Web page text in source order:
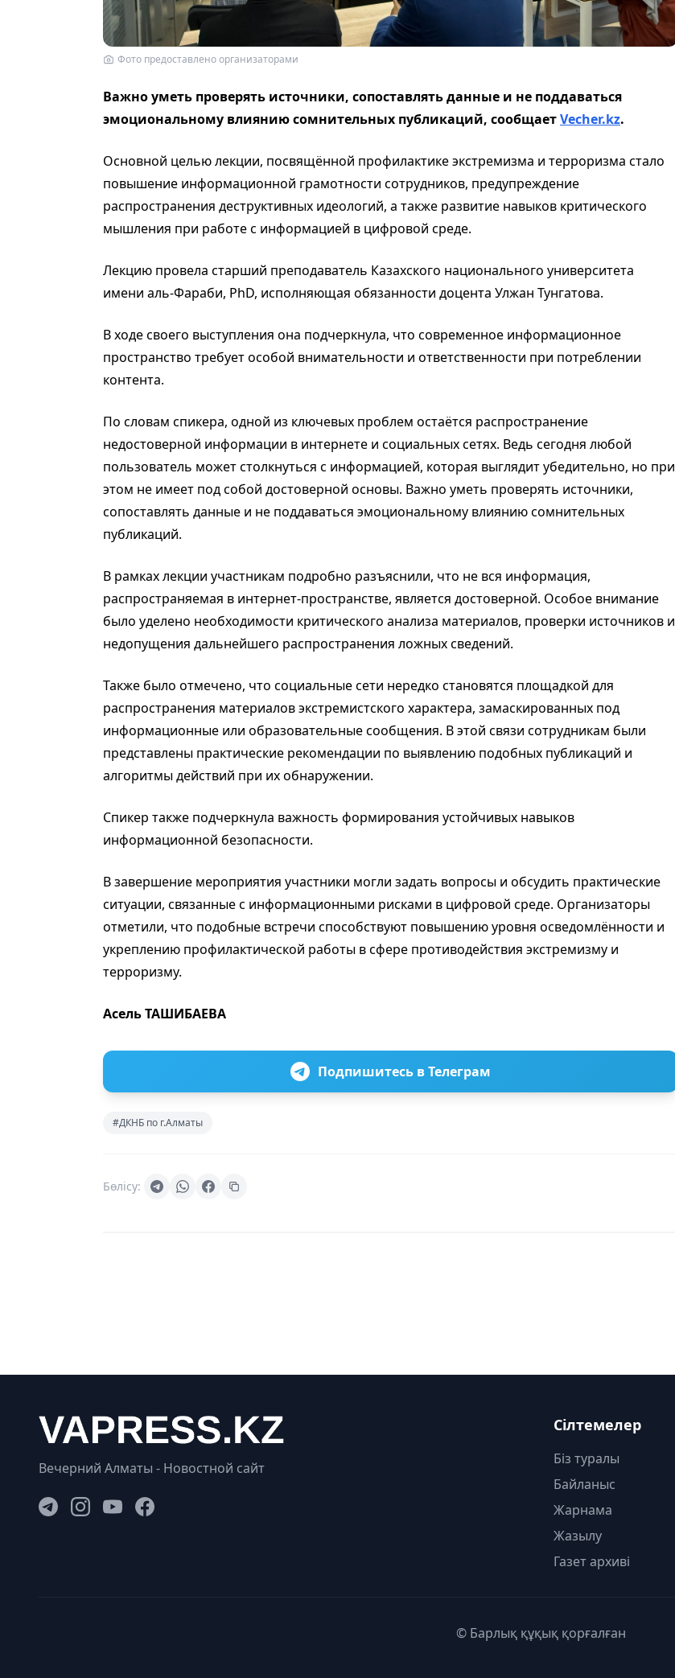
Фото предоставлено организаторами
Важно уметь проверять источники, сопоставлять данные и не поддаваться
эмоциональному влиянию сомнительных публикаций, сообщаетVecher.kz.
Основной целью лекции, посвящённой профилактике экстремизма и терроризма стало
повышение информационной грамотности сотрудников, предупреждение
распространения деструктивных идеологий, а также развитие навыков критического
мышления при работе с информацией в цифровой среде.
Лекцию провела старший преподаватель Казахского национального университета
имени аль-Фараби, PhD, исполняющая обязанности доцента Улжан Тунгатова.
В ходе своего выступления она подчеркнула, что современное информационное
пространство требует особой внимательности и ответственности при потреблении
контента.
По словам спикера, одной из ключевых проблем остаётся распространение
недостоверной информации в интернете и социальных сетях. Ведь сегодня любой
пользователь может столкнуться с информацией, которая выглядит убедительно, но при
этом не имеет под собой достоверной основы. Важно уметь проверять источники,
сопоставлять данные и не поддаваться эмоциональному влиянию сомнительных
публикаций.
В рамках лекции участникам подробно разъяснили, что не вся информация,
распространяемая в интернет-пространстве, является достоверной. Особое внимание
было уделено необходимости критического анализа материалов, проверки источников и
недопущения дальнейшего распространения ложных сведений.
Также было отмечено, что социальные сети нередко становятся площадкой для
распространения материалов экстремистского характера, замаскированных под
информационные или образовательные сообщения. В этой связи сотрудникам были
представлены практические рекомендации по выявлению подобных публикаций и
алгоритмы действий при их обнаружении.
Спикер также подчеркнула важность формирования устойчивых навыков
информационной безопасности.
В завершение мероприятия участники могли задать вопросы и обсудить практические
ситуации, связанные с информационными рисками в цифровой среде. Организаторы
отметили, что подобные встречи способствуют повышению уровня осведомлённости и
укреплению профилактической работы в сфере противодействия экстремизму и
терроризму.
Асель ТАШИБАЕВА
Подпишитесь в Телеграм
#ДКНБ по г.Алматы
Бөлісу:
Вечерний Алматы - Новостной сайт
Сілтемелер
Біз туралы
Байланыс
Жарнама
Жазылу
Газет архиві
© Барлық құқық қорғалған